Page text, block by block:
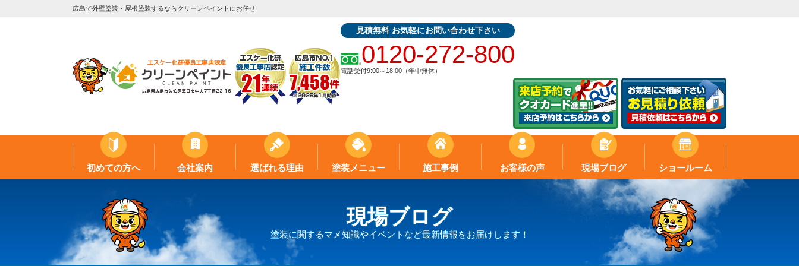
広島で外壁塗装・屋根塗装するならクリーンペイントにお任せ
見積無料 お気軽にお問い合わせ下さい
0120-272-800
電話受付9:00～18:00（年中無休）
初めての方へ 会社案内 選ばれる理由 塗装メニュー 施工事例 お客様の声 現場ブログ ショールーム
現場ブログ
塗装に関するマメ知識やイベントなど最新情報をお届けします！